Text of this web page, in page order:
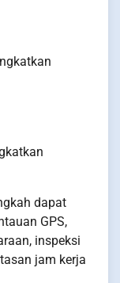
dapat
GPS,
inspeksi
jam kerja